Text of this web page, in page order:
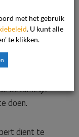
van het
de
met
betamelijk
doen.
dient te
met het gebruik
. U kunt alle
te klikken.